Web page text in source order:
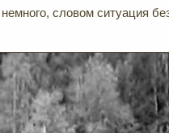
словом ситуация